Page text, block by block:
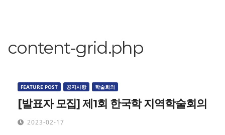
content-grid.php
FEATURE POST 공지사항 학술회의
[발표자 모집] 제1회 한국학 지역학술회의
2023-02-17